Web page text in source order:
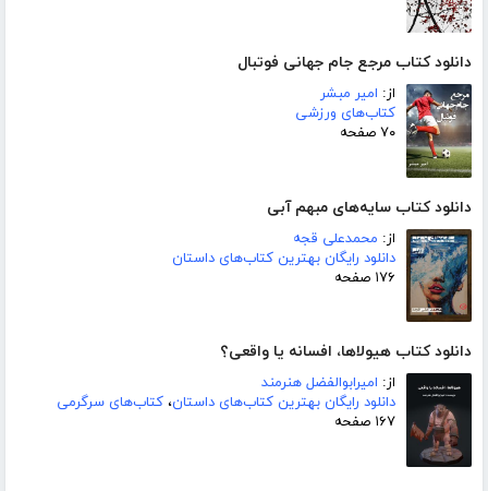
دانلود کتاب مرجع جام جهانی فوتبال
از: امیر مبشر
کتاب‌های ورزشی
۷۰ صفحه
دانلود کتاب سایه‌های مبهم آبی
از: محمدعلی قجه
دانلود رایگان بهترین کتاب‌های داستان
۱۷۶ صفحه
دانلود کتاب هیولاها، افسانه یا واقعی؟
از: امیرابوالفضل هنرمند
دانلود رایگان بهترین کتاب‌های داستان، کتاب‌های سرگرمی
۱۶۷ صفحه